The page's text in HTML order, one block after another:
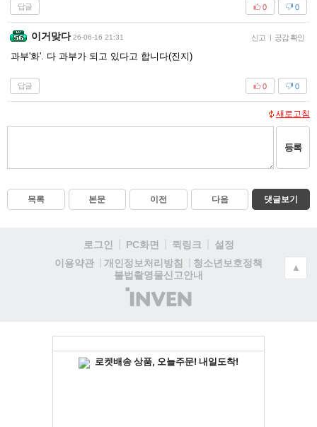
답글 0
0
이거맞다 26-06-16 21:31 신고 | 공감 확인
과부'화'. 다 과부가 되고 있다고 합니다(진지)
답글 0
0
새로고침
등록
목록 본문 이전 다음 댓글보기
로그인 PC화면 퀵링크
설정
이용약관
개인정보처리방침
청소년보호정책
불법촬영물신고안내
(주)
인
▲